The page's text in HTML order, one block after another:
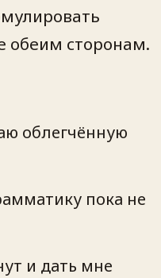
обеим сторонам.
облегчённую
пока не
и дать мне